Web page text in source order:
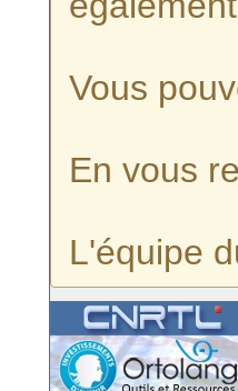
Vous
En vous
L'équipe